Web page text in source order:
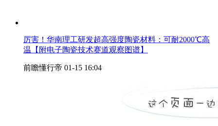
厉害！华南理工研发超高强度陶瓷材料：可耐2000℃高
温【附电子陶瓷技术赛道观察图谱】
前瞻懂行帝 01-15 16:04